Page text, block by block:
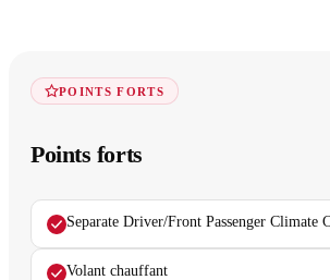
POINTS FORTS
Points forts
Separate Driver/Front Passenger Climate
Volant chauffant